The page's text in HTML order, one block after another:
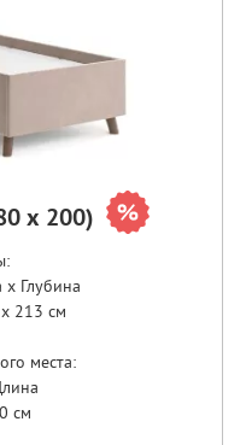
х 200)
Глубина
213 см
места:
см